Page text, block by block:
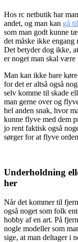
Hos rc netbutik har
andet, og man kan gå
som man godt kunne
det måske ikke
Det betyder dog ikke,
er noget man skal
Man kan ikke bare
for det er altså også
selv komme til skade
man gerne over og
hel anden snak, hvor
kunne flyve med dem
jo rent faktisk også
sørger for at flyve
Underholdning
her
Når det kommer til
også noget som folk
hobby af en art. På
nogle modeller som
sige, at man deltager i